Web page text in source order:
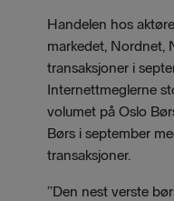
Handelen hos
markedet, Nordnet,
transaksjoner i
Internettmeglerne
volumet på Oslo
Børs i september
transaksjoner.
”Den nest verste